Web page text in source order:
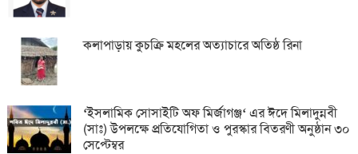
কলাপাড়ায় কুচক্রি মহলের অত্যাচারে অতিষ্ঠ রিনা
‘ইসলামিক সোসাইটি অফ মির্জাগঞ্জ‘ এর ঈদে মিলাদুন্নবী
(সাঃ) উপলক্ষে প্রতিযোগিতা ও পুরস্কার বিতরণী অনুষ্ঠান ৩০
সেপ্টেম্বর